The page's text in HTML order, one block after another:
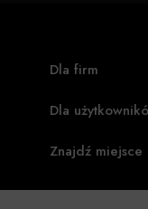
Dla firm
Dla
Znajdź miejsce